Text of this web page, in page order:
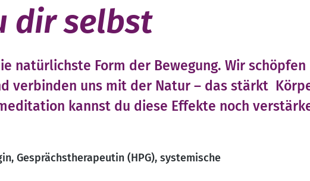
dir selbst
natürlichste Form der Bewegung. Wir schöpfen
verbinden uns mit der Natur – das stärkt
kannst du diese Effekte noch
Gesprächstherapeutin (HPG), systemische